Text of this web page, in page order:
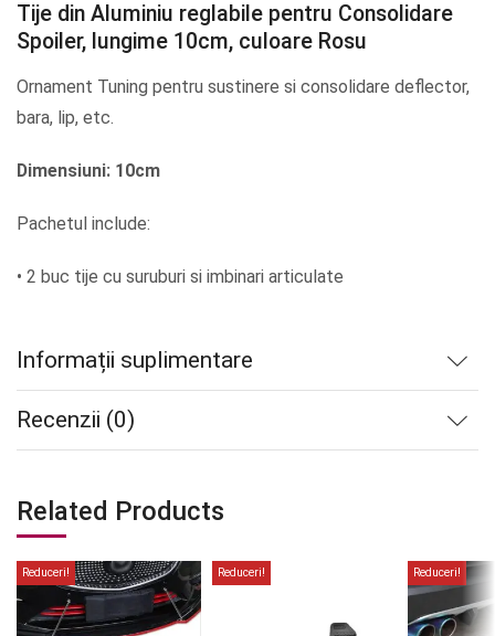
Tije din Aluminiu reglabile pentru Consolidare
Spoiler, lungime 10cm, culoare Rosu
Ornament Tuning pentru sustinere si consolidare deflector,
bara, lip, etc.
Dimensiuni: 10cm
Pachetul include:
• 2 buc tije cu suruburi si imbinari articulate
Informații suplimentare
Recenzii (0)
Related Products
Reduceri! Reduceri! Reduceri!